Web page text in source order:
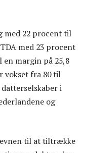
med 22 procent til
med 23 procent
margin på 25,8
vokset fra 80 til
i
og
til at tiltrække